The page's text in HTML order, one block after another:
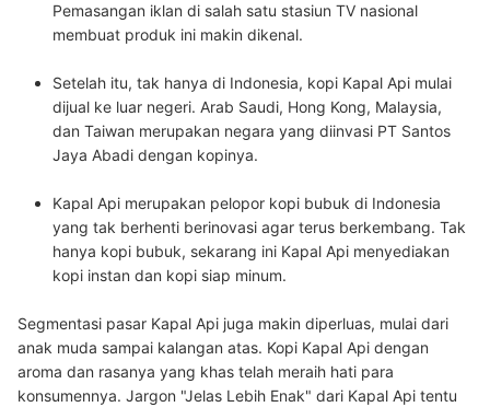
Pemasangan iklan di salah satu stasiun TV nasional
membuat produk ini makin dikenal.
Setelah itu, tak hanya di Indonesia, kopi Kapal Api mulai
dijual ke luar negeri. Arab Saudi, Hong Kong, Malaysia,
dan Taiwan merupakan negara yang diinvasi PT Santos
Jaya Abadi dengan kopinya.
Kapal Api merupakan pelopor kopi bubuk di Indonesia
yang tak berhenti berinovasi agar terus berkembang. Tak
hanya kopi bubuk, sekarang ini Kapal Api menyediakan
kopi instan dan kopi siap minum.
Segmentasi pasar Kapal Api juga makin diperluas, mulai dari
anak muda sampai kalangan atas. Kopi Kapal Api dengan
aroma dan rasanya yang khas telah meraih hati para
konsumennya. Jargon "Jelas Lebih Enak" dari Kapal Api tentu